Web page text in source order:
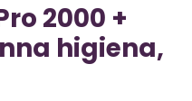
2000 +
higiena,